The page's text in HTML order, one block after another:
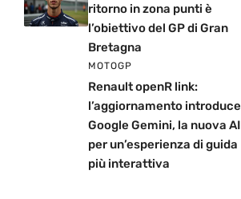
ritorno in zona punti è
l’obiettivo del GP di Gran
Bretagna
MOTOGP
Renault openR link:
l’aggiornamento introduce
Google Gemini, la nuova AI
per un’esperienza di guida
più interattiva